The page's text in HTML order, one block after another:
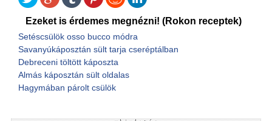
Ezeket is érdemes megnézni! (Rokon receptek)
Setéscsülök osso bucco módra
Savanyúkáposztán sült tarja cseréptálban
Debreceni töltött káposzta
Almás káposztán sült oldalas
Hagymában párolt csülök